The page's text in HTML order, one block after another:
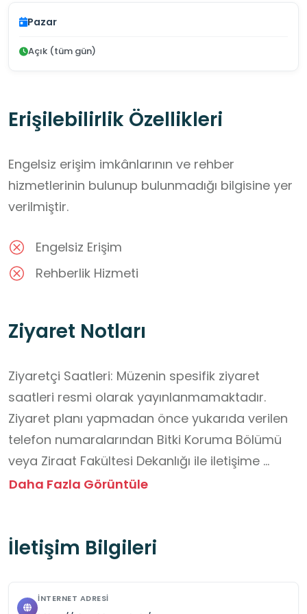
Pazar
Açık (tüm gün)
Erişilebilirlik Özellikleri
Engelsiz erişim imkânlarının ve rehber
hizmetlerinin bulunup bulunmadığı bilgisine yer
verilmiştir.
Engelsiz Erişim
Rehberlik Hizmeti
Ziyaret Notları
Ziyaretçi Saatleri: Müzenin spesifik ziyaret
saatleri resmi olarak yayınlanmamaktadır.
Ziyaret planı yapmadan önce yukarıda verilen
telefon numaralarından Bitki Koruma Bölümü
veya Ziraat Fakültesi Dekanlığı ile iletişime
geçerek güncel ziyaret saatleri ve koşulları
vermesi beklenmektedir.
Edilmesi Gerekenler
Daha Fazla Görüntüle
İletişim Bilgileri
İNTERNET ADRESI